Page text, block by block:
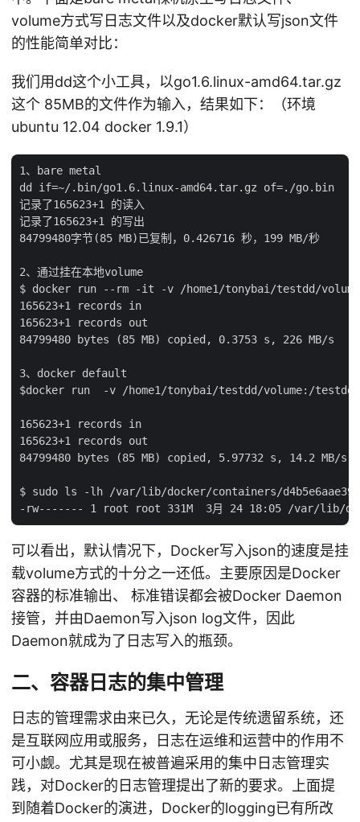
volume方式写日志文件以及docker默认写json文件
的性能简单对比：
我们用dd这个小工具，以go1.6.linux-amd64.tar.gz
这个 85MB的文件作为输入，结果如下：（环境
ubuntu 12.04 docker 1.9.1）
1、bare metal
dd if=~/.bin/go1.6.linux-amd64.tar.gz of=./go.bin
记录了165623+1 的读入
记录了165623+1 的写出
84799480字节(85 MB)已复制，0.426716 秒，199 MB/秒
2、通过挂在本地volume
$ docker run --rm -it -v /home1/tonybai/testdd/
165623+1 records in
165623+1 records out
84799480 bytes (85 MB) copied, 0.3753 s, 226 MB/s
3、docker default
$docker run  -v /home1/tonybai/testdd/volume:/
165623+1 records in
165623+1 records out
84799480 bytes (85 MB) copied, 5.97732 s, 14.2 MB/s
$ sudo ls -lh /var/lib/docker/containers/
可以看出，默认情况下，Docker写入json的速度是挂
载volume方式的十分之一还低。主要原因是Docker
容器的标准输出、 标准错误都会被Docker Daemon
接管，并由Daemon写入json log文件，因此
Daemon就成为了日志写入的瓶颈。
二、容器日志的集中管理
日志的管理需求由来已久，无论是传统遗留系统，还
是互联网应用或服务，日志在运维和运营中的作用不
可小觑。尤其是现在被普遍采用的集中日志管理实
践，对Docker的日志管理提出了新的要求。上面提
到随着Docker的演进，Docker的logging已有所改